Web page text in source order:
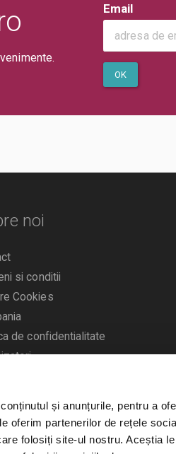
și anunțurile, pentru a
oferim partenerilor de rețele
folosiți site-ul nostru. Aceștia
Email
OK
noi
si conditii
Cookies
de confidentialitate